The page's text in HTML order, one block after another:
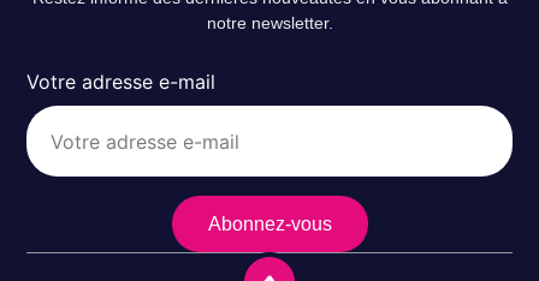
notre newsletter.
Votre adresse e-mail
Abonnez-vous